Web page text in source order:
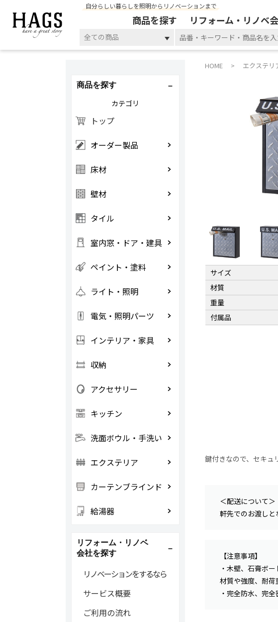
自分らしい暮らしを照明からリノベーションまで
商品を探す リフォーム・リノベ
全ての商品
HOME エクステリ
サイズ
材質
重量
付属品
鍵付きなので、セキュ
＜配送について＞
軒先でのお渡しと
【注意事項】
・木壁、石膏ボ
材質や強度、耐荷
・完全防水、完
商品を探す
カテゴリ
トップ
オーダー製品
床材
壁材
タイル
室内窓・ドア・建具
ペイント・塗料
ライト・照明
電気・照明パーツ
インテリア・家具
収納
アクセサリー
キッチン
洗面ボウル・手洗い
エクステリア
カーテンブラインド
給湯器
リフォーム・リノベ
会社を探す
リノベーションをするなら
サービス概要
ご利用の流れ